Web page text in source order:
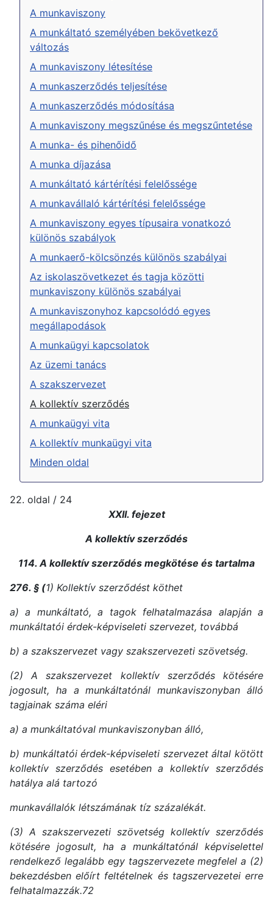
A munkaviszony
A munkáltató személyében bekövetkező
változás
A munkaviszony létesítése
A munkaszerződés teljesítése
A munkaszerződés módosítása
A munkaviszony megszűnése és megszűntetése
A munka- és pihenőidő
A munka díjazása
A munkáltató kártérítési felelőssége
A munkavállaló kártérítési felelőssége
A munkaviszony egyes típusaira vonatkozó
különös szabályok
A munkaerő-kölcsönzés különös szabályai
Az iskolaszövetkezet és tagja közötti
munkaviszony különös szabályai
A munkaviszonyhoz kapcsolódó egyes
megállapodások
A munkaügyi kapcsolatok
Az üzemi tanács
A szakszervezet
A kollektív szerződés
A munkaügyi vita
A kollektív munkaügyi vita
Minden oldal
22. oldal / 24
XXII. fejezet
A kollektív szerződés
114. A kollektív szerződés megkötése és tartalma
276. § (1) Kollektív szerződést köthet
a) a munkáltató, a tagok felhatalmazása alapján a
munkáltatói érdek-képviseleti szervezet, továbbá
b) a szakszervezet vagy szakszervezeti szövetség.
(2) A szakszervezet kollektív szerződés kötésére
jogosult, ha a munkáltatónál munkaviszonyban álló
tagjainak száma eléri
a) a munkáltatóval munkaviszonyban álló,
b) munkáltatói érdek-képviseleti szervezet által kötött
kollektív szerződés esetében a kollektív szerződés
hatálya alá tartozó
munkavállalók létszámának tíz százalékát.
(3) A szakszervezeti szövetség kollektív szerződés
kötésére jogosult, ha a munkáltatónál képviselettel
rendelkező legalább egy tagszervezete megfelel a (2)
bekezdésben előírt feltételnek és tagszervezetei erre
felhatalmazzák.72